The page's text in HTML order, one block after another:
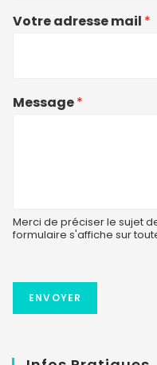
Votre adresse mail *
Message*
Merci de préciser le sujet
formulaire s'affiche sur
ENVOYER